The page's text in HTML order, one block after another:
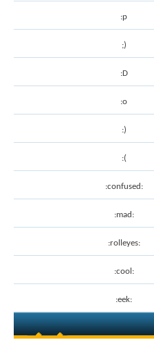
:p
;)
:D
:o
:)
:(
:confused:
:mad:
:rolleyes:
:cool:
:eek: